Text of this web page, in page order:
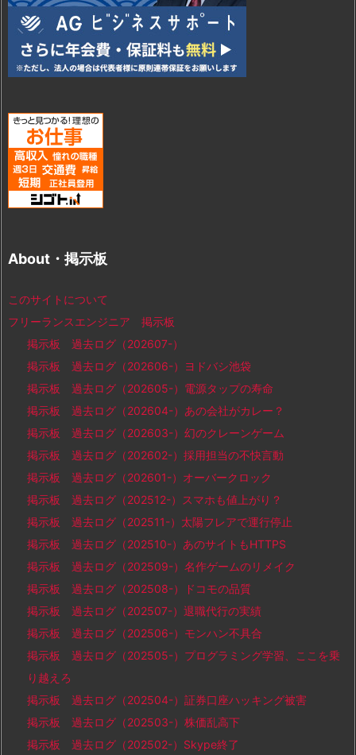
About・掲示板
このサイトについて
フリーランスエンジニア 掲示板
掲示板 過去ログ（202607-）
掲示板 過去ログ（202606-）ヨドバシ池袋
掲示板 過去ログ（202605-）電源タップの寿命
掲示板 過去ログ（202604-）あの会社がカレー？
掲示板 過去ログ（202603-）幻のクレーンゲーム
掲示板 過去ログ（202602-）採用担当の不快言動
掲示板 過去ログ（202601-）オーバークロック
掲示板 過去ログ（202512-）スマホも値上がり？
掲示板 過去ログ（202511-）太陽フレアで運行停止
掲示板 過去ログ（202510-）あのサイトもHTTPS
掲示板 過去ログ（202509-）名作ゲームのリメイク
掲示板 過去ログ（202508-）ドコモの品質
掲示板 過去ログ（202507-）退職代行の実績
掲示板 過去ログ（202506-）モンハン不具合
掲示板 過去ログ（202505-）プログラミング学習、ここを乗
り越えろ
掲示板 過去ログ（202504-）証券口座ハッキング被害
掲示板 過去ログ（202503-）株価乱高下
掲示板 過去ログ（202502-）Skype終了